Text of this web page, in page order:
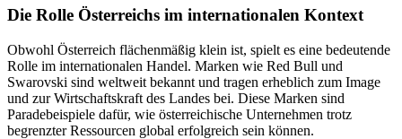
Die Rolle Österreichs im internationalen Kontext
Obwohl Österreich flächenmäßig klein ist, spielt es eine bedeutende
Rolle im internationalen Handel. Marken wie Red Bull und
Swarovski sind weltweit bekannt und tragen erheblich zum Image
und zur Wirtschaftskraft des Landes bei. Diese Marken sind
Paradebeispiele dafür, wie österreichische Unternehmen trotz
begrenzter Ressourcen global erfolgreich sein können.